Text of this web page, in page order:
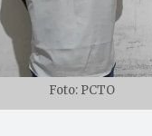
Foto: PCTO